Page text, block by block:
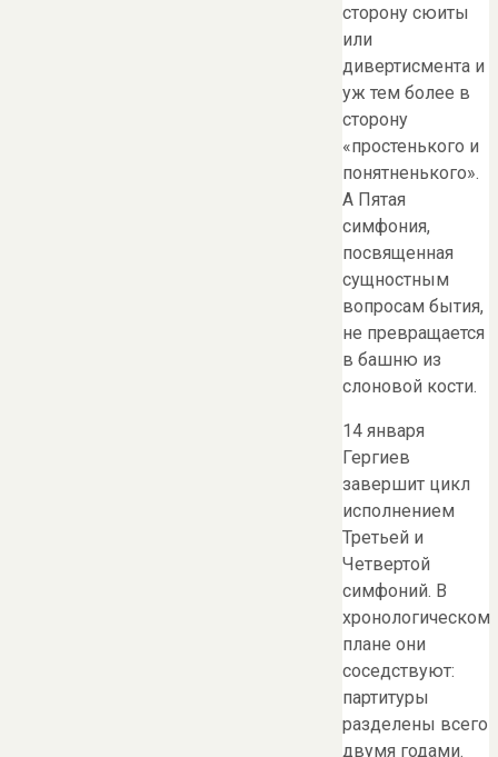
сторону сюиты
или
дивертисмента и
уж тем более в
сторону
«простенького и
понятненького».
А Пятая
симфония,
посвященная
сущностным
вопросам бытия,
не превращается
в башню из
слоновой кости.
14 января
Гергиев
завершит цикл
исполнением
Третьей и
Четвертой
симфоний. В
хронологическом
плане они
соседствуют:
партитуры
разделены всего
двумя годами.